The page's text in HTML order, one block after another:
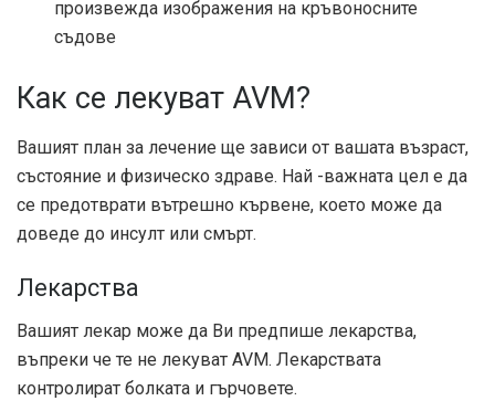
произвежда изображения на кръвоносните
съдове
Как се лекуват AVM?
Вашият план за лечение ще зависи от вашата възраст,
състояние и физическо здраве. Най -важната цел е да
се предотврати вътрешно кървене, което може да
доведе до инсулт или смърт.
Лекарства
Вашият лекар може да Ви предпише лекарства,
въпреки че те не лекуват AVM. Лекарствата
контролират болката и гърчовете.